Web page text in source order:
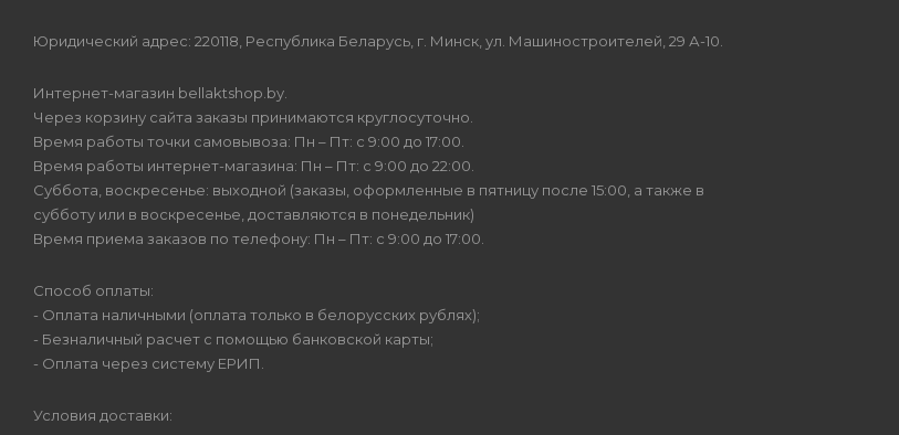
Юридический адрес: 220118, Республика Беларусь, г. Минск, ул. Машиностроителей, 29 А-10.
Интернет-магазин bellaktshop.by.
Через корзину сайта заказы принимаются круглосуточно.
Время работы точки самовывоза: Пн – Пт: с 9:00 до 17:00.
Время работы интернет-магазина: Пн – Пт: с 9:00 до 22:00.
Суббота, воскресенье: выходной (заказы, оформленные в пятницу после 15:00, а также в
субботу или в воскресенье, доставляются в понедельник)
Время приема заказов по телефону: Пн – Пт: с 9:00 до 17:00.
Способ оплаты:
- Оплата наличными (оплата только в белорусских рублях);
- Безналичный расчет с помощью банковской карты;
- Оплата через систему ЕРИП.
Условия доставки: